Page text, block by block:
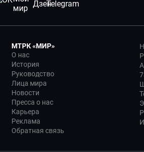
МТРК «МИР»
О нас
История
Руководство
Лица мира
Новости
Пресса о нас
Карьера
Реклама
Обратная связь